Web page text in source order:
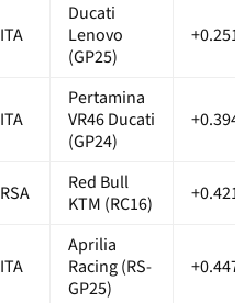
ITA
Ducati
Lenovo
(GP25)
ITA
Pertamina
VR46 Ducati
(GP24)
RSA
Red Bull
KTM (RC16)
ITA
Aprilia
Racing (RS-
GP25)